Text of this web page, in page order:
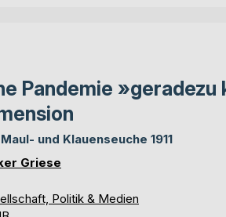
Pandemie
und Klauenseuche 1911
Griese
Politik & Medien